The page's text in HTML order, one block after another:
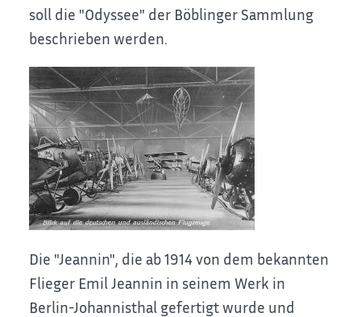
soll die "Odyssee" der Böblinger Sammlung
beschrieben werden.
Die "Jeannin", die ab 1914 von dem bekannten
Flieger Emil Jeannin in seinem Werk in
Berlin-Johannisthal gefertigt wurde und